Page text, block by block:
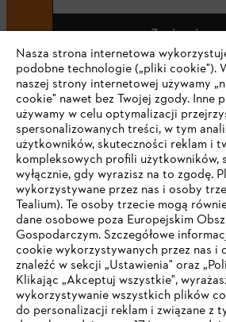
Zapisz się
Firma
STIHL FAQ
Nasza strona internetowa
podobne technologie („pliki cookie").
naszej strony internetowej używamy
cookie" nawet bez Twojej zgody. Inne
używamy w celu optymalizacji
spersonalizowanych treści, w tym
użytkowników, skuteczności reklam i
kompleksowych profili użytkowników,
wyłącznie, gdy wyrazisz na to zgodę.
wykorzystywane przez nas i osoby
Tealium). Te osoby trzecie mogą
dane osobowe poza Europejskim
Gospodarczym. Szczegółowe
cookie wykorzystywanych przez nas i
znaleźć w sekcji „Ustawienia" oraz
Klikając „Akceptuj wszystkie",
wykorzystywanie wszystkich plików
do personalizacji reklam i związane z